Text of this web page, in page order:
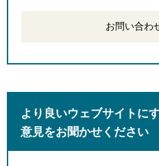
より良いウェブサイトに
意見をお聞かせください